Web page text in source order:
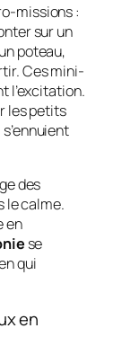
missions :
sur un
poteau,
Ces mini-
l’excitation.
les petits
des
le calme.
en
se
qui
en